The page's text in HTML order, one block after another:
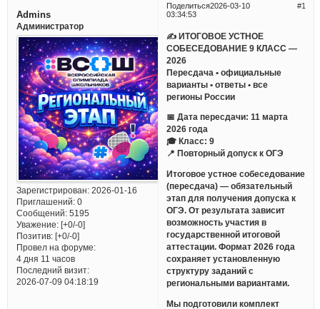
Поделиться 1
2026-03-10
03:34:53
Admins
Администратор
Зарегистрирован: 2026-01-16
Приглашений:0
Сообщений:5195
Уважение: [+0/-0]
Позитив: [+0/-0]
Провел на форуме:
4 дня 11 часов
Последний визит:
2026-07-09 04:18:19
✍ ИТОГОВОЕ УСТНОЕ
СОБЕСЕДОВАНИЕ 9 КЛАСС —
2026
Пересдача • официальные
варианты • ответы • все
регионы России
📅 Дата пересдачи: 11 марта
2026 года
🎓 Класс: 9
📍 Повторный допуск к ОГЭ
Итоговое устное собеседование
(пересдача) — обязательный
этап для получения допуска к
ОГЭ. От результата зависит
возможность участия в
государственной итоговой
аттестации. Формат 2026 года
сохраняет установленную
структуру заданий с
региональными вариантами.
Мы подготовили комплект